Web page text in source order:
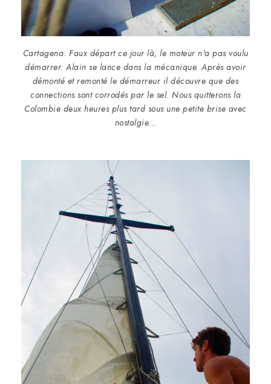
Cartagena. Faux départ ce jour là, le moteur n'a pas voulu
démarrer. Alain se lance dans la mécanique. Après avoir
démonté et remonté le démarreur il découvre que des
connections sont corrodés par le sel. Nous quitterons la
Colombie deux heures plus tard sous une petite brise avec
nostalgie...